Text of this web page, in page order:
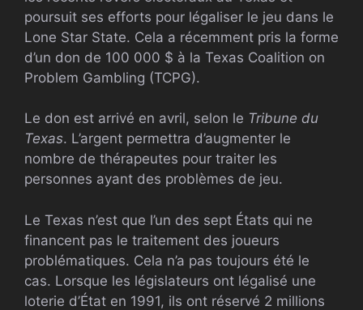
poursuit ses efforts pour légaliser le jeu dans le
Lone Star State. Cela a récemment pris la forme
d’un don de 100 000 $ à la Texas Coalition on
Problem Gambling (TCPG).
Le don est arrivé en avril, selon le Tribune du
Texas. L’argent permettra d’augmenter le
nombre de thérapeutes pour traiter les
personnes ayant des problèmes de jeu.
Le Texas n’est que l’un des sept États qui ne
financent pas le traitement des joueurs
problématiques. Cela n’a pas toujours été le
cas. Lorsque les législateurs ont légalisé une
loterie d’État en 1991, ils ont réservé 2 millions